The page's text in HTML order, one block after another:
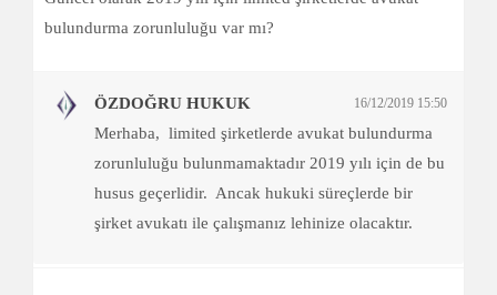
bulundurma zorunluluğu var mı?
ÖZDOĞRU HUKUK 16/12/2019 15:50
Merhaba, limited şirketlerde avukat bulundurma
zorunluluğu bulunmamaktadır 2019 yılı için de bu
husus geçerlidir. Ancak hukuki süreçlerde bir
şirket avukatı ile çalışmanız lehinize olacaktır.